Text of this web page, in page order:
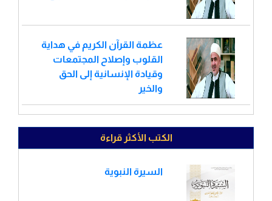
عظمة القرآن الكريم في هداية
القلوب وإصلاح المجتمعات
وقيادة الإنسانية إلى الحق
والخير
الكتب الأكثر قراءة
السيرة النبوية